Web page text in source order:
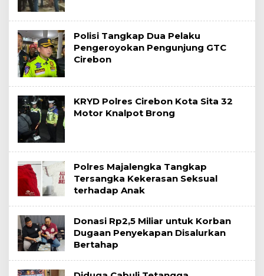
Polisi Tangkap Dua Pelaku
Pengeroyokan Pengunjung GTC
Cirebon
KRYD Polres Cirebon Kota Sita 32
Motor Knalpot Brong
Polres Majalengka Tangkap
Tersangka Kekerasan Seksual
terhadap Anak
Donasi Rp2,5 Miliar untuk Korban
Dugaan Penyekapan Disalurkan
Bertahap